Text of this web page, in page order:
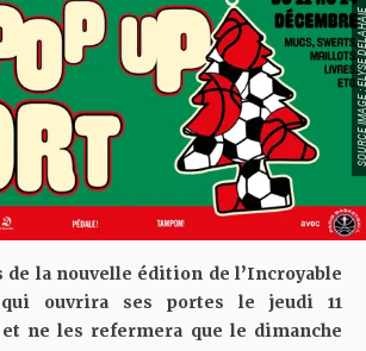
SOURCE
de la nouvelle édition de l’Incroyable
ouvrira ses portes le jeudi 11
et ne les refermera que le dimanche